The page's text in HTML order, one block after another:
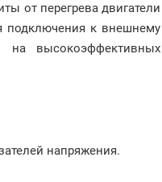
от перегрева двигатели
подключения к внешнему
на высокоэффективных
напряжения.